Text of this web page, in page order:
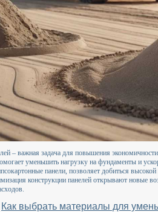
– важная задача для повышения
уменьшить нагрузку на фундаменты и
панели, позволяет добиться
конструкции панелей открывают новые
Как выбрать материалы для